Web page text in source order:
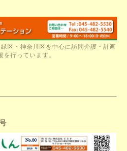
区・神奈川区を中心に訪問介護・計画
を行っています。